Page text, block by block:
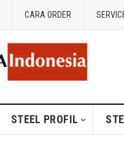
CARA ORDER
STEEL PROFIL